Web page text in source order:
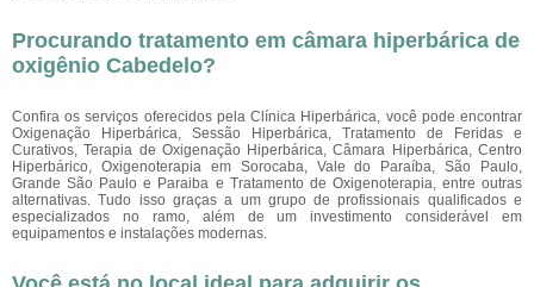
Procurando tratamento em câmara hiperbárica de
oxigênio Cabedelo?
Confira os serviços oferecidos pela Clínica Hiperbárica, você pode encontrar
Oxigenação Hiperbárica, Sessão Hiperbárica, Tratamento de Feridas e
Curativos, Terapia de Oxigenação Hiperbárica, Câmara Hiperbárica, Centro
Hiperbárico, Oxigenoterapia em Sorocaba, Vale do Paraíba, São Paulo,
Grande São Paulo e Paraiba e Tratamento de Oxigenoterapia, entre outras
alternativas. Tudo isso graças a um grupo de profissionais qualificados e
especializados no ramo, além de um investimento considerável em
equipamentos e instalações modernas.